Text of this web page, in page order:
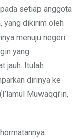
setiap anggota
yang dikirim oleh
menuju negeri
yang
jauh. Itulah
dirinya ke
Muwaqqi’in,